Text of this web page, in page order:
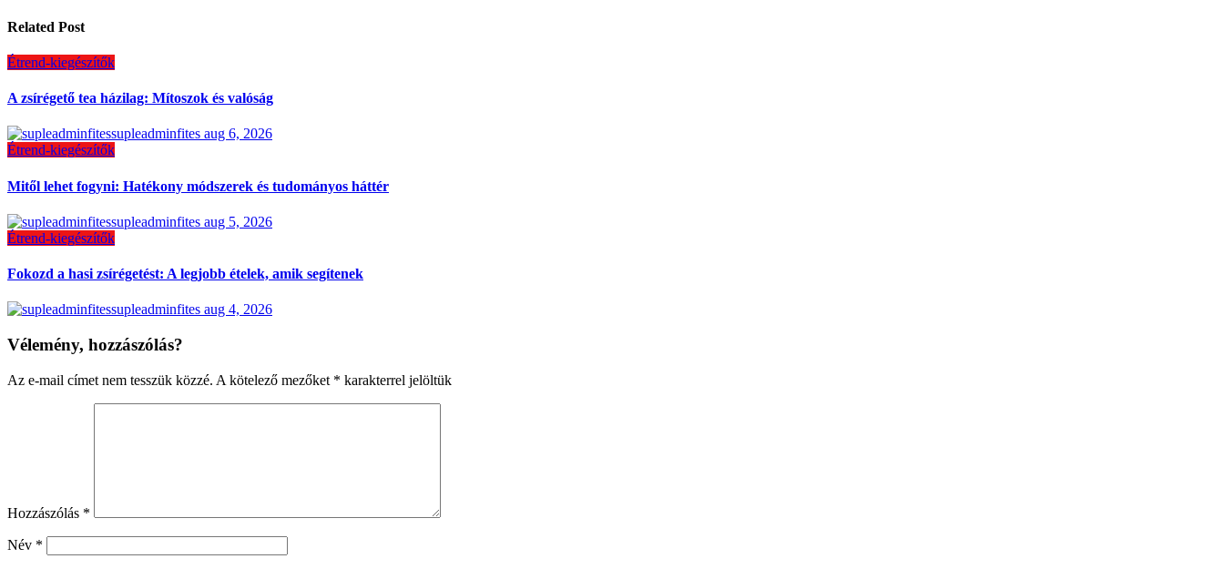
Related Post
Étrend-kiegészítők
A zsírégető tea házilag: Mítoszok és valóság
supleadminfites aug 6, 2026
Étrend-kiegészítők
Mitől lehet fogyni: Hatékony módszerek és tudományos háttér
supleadminfites aug 5, 2026
Étrend-kiegészítők
Fokozd a hasi zsírégetést: A legjobb ételek, amik segítenek
supleadminfites aug 4, 2026
Vélemény, hozzászólás?
Az e-mail címet nem tesszük közzé. A kötelező mezőket * karakterrel jelöltük
Hozzászólás *
Név *